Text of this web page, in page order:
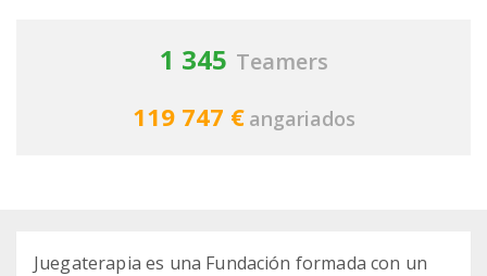
1 345 Teamers
119 747 € angariados
Juegaterapia es una Fundación formada con un